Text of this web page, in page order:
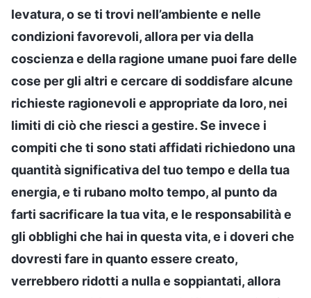
levatura, o se ti trovi nell’ambiente e nelle
condizioni favorevoli, allora per via della
coscienza e della ragione umane puoi fare delle
cose per gli altri e cercare di soddisfare alcune
richieste ragionevoli e appropriate da loro, nei
limiti di ciò che riesci a gestire. Se invece i
compiti che ti sono stati affidati richiedono una
quantità significativa del tuo tempo e della tua
energia, e ti rubano molto tempo, al punto da
farti sacrificare la tua vita, e le responsabilità e
gli obblighi che hai in questa vita, e i doveri che
dovresti fare in quanto essere creato,
verrebbero ridotti a nulla e soppiantati, allora